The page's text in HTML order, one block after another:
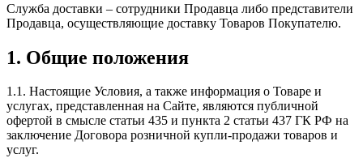
Служба доставки – сотрудники Продавца либо представители
Продавца, осуществляющие доставку Товаров Покупателю.
1. Общие положения
1.1. Настоящие Условия, а также информация о Товаре и
услугах, представленная на Сайте, являются публичной
офертой в смысле статьи 435 и пункта 2 статьи 437 ГК РФ на
заключение Договора розничной купли-продажи товаров и
услуг.